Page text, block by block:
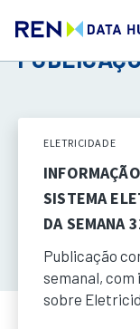
ELETRICIDADE
SISTEMA
DA SEMANA
Publicação
semanal,
sobre